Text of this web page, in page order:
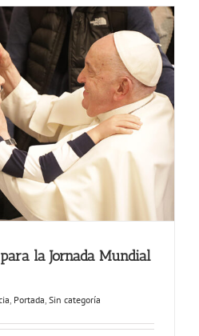
la Jornada Mundial
, Portada, Sin categoría